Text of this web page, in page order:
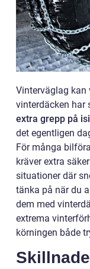
Vinterväglag kan
vinterdäcken har
extra grepp på
det egentligen
För många
kräver extra
situationer där
tänka på när du
dem med
extrema
körningen både